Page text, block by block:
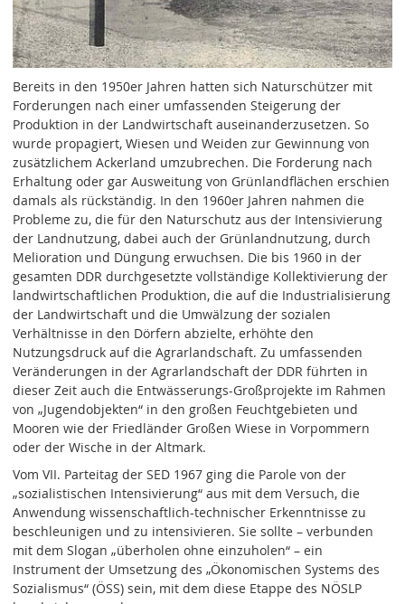
Bereits in den 1950er Jahren hatten sich Naturschützer mit
Forderungen nach einer umfassenden Steigerung der
Produktion in der Landwirtschaft auseinanderzusetzen. So
wurde propagiert, Wiesen und Weiden zur Gewinnung von
zusätzlichem Ackerland umzubrechen. Die Forderung nach
Erhaltung oder gar Ausweitung von Grünlandflächen erschien
damals als rückständig. In den 1960er Jahren nahmen die
Probleme zu, die für den Naturschutz aus der Intensivierung
der Landnutzung, dabei auch der Grünlandnutzung, durch
Melioration und Düngung erwuchsen. Die bis 1960 in der
gesamten DDR durchgesetzte vollständige Kollektivierung der
landwirtschaftlichen Produktion, die auf die Industrialisierung
der Landwirtschaft und die Umwälzung der sozialen
Verhältnisse in den Dörfern abzielte, erhöhte den
Nutzungsdruck auf die Agrarlandschaft. Zu umfassenden
Veränderungen in der Agrarlandschaft der DDR führten in
dieser Zeit auch die Entwässerungs-Großprojekte im Rahmen
von „Jugendobjekten“ in den großen Feuchtgebieten und
Mooren wie der Friedländer Großen Wiese in Vorpommern
oder der Wische in der Altmark.
Vom VII. Parteitag der SED 1967 ging die Parole von der
„sozialistischen Intensivierung“ aus mit dem Versuch, die
Anwendung wissenschaftlich-technischer Erkenntnisse zu
beschleunigen und zu intensivieren. Sie sollte – verbunden
mit dem Slogan „überholen ohne einzuholen“ – ein
Instrument der Umsetzung des „Ökonomischen Systems des
Sozialismus“ (ÖSS) sein, mit dem diese Etappe des NÖSLP